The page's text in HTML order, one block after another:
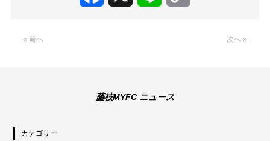
« 前へ 次へ »
藤枝MYFC ニュース
カテゴリー